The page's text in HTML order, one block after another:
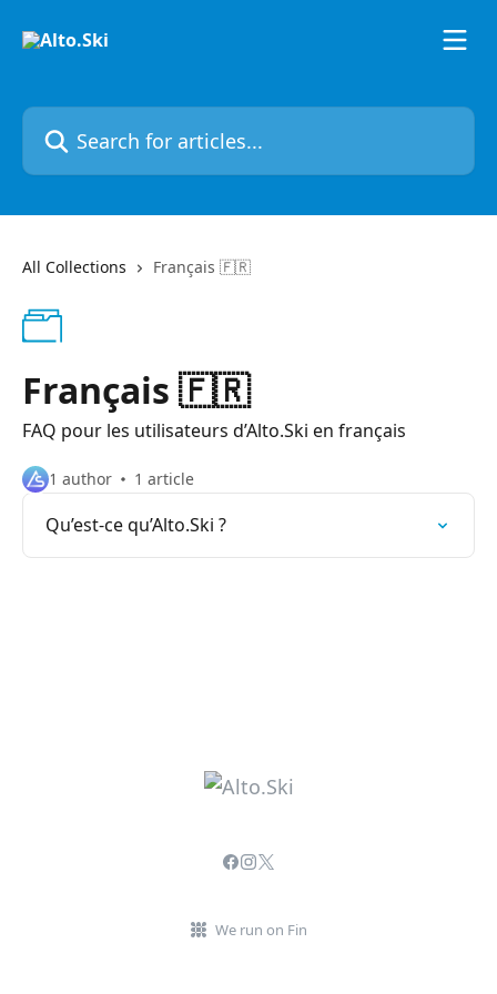
Search for articles...
All Collections Français 🇫🇷
Français 🇫🇷
FAQ pour les utilisateurs d’Alto.Ski en français
1 author 1 article
Qu’est-ce qu’Alto.Ski ?
We run on Fin